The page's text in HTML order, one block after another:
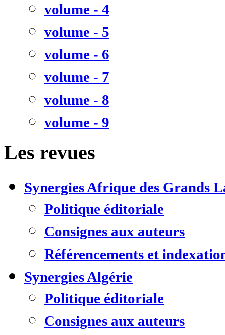
volume - 4
volume - 5
volume - 6
volume - 7
volume - 8
volume - 9
Les revues
Synergies Afrique des Grands
Politique éditoriale
Consignes aux auteurs
Référencements et
Synergies Algérie
Politique éditoriale
Consignes aux auteurs